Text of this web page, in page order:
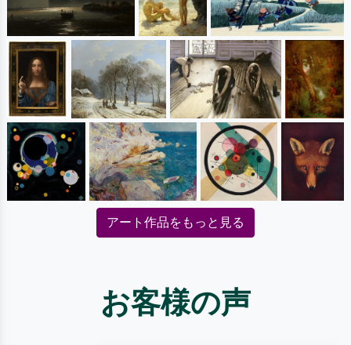
アート作品をもっと見る
お客様の声